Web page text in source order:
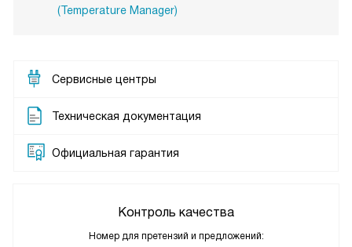
(Temperature Manager)
Сервисные центры
Техническая документация
Официальная гарантия
Контроль качества
Номер для претензий и предложений: